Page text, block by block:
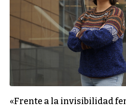
«Frente a la invisibilidad